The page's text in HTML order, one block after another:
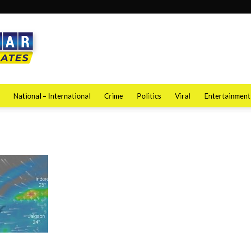
National – International Crime Politics Viral Entertainment